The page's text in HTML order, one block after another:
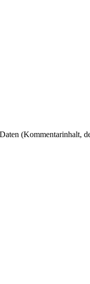
(Kommentarinhalt,